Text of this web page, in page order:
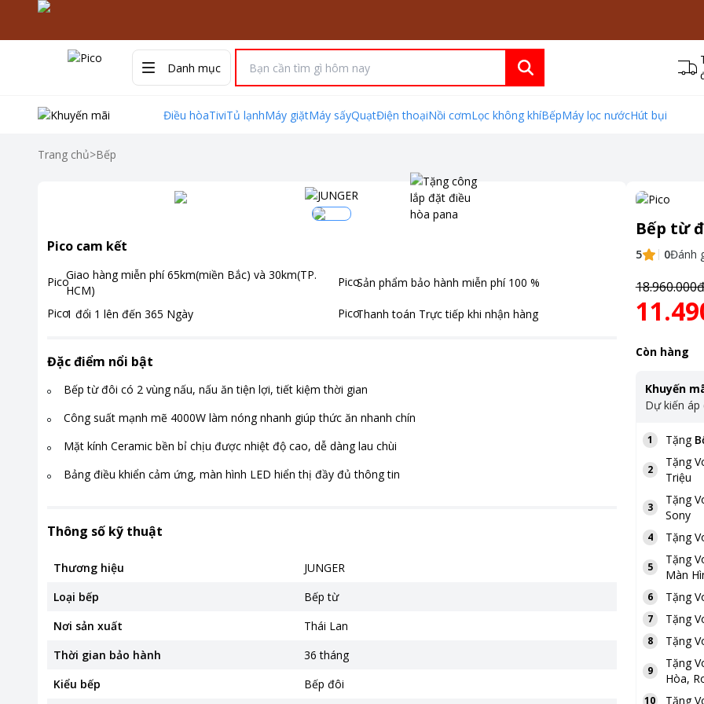
Danh mục
Điều hòaTiviTủ lạnhMáy giặtMáy sấyQuạtĐiện thoạiNồi cơmLọc không khíBếpMáy lọc nướcHút bụi
Trang chủ>Bếp
Pico cam kết
Giao hàng miễn phí 65km(miền Bắc) và 30km(TP.
HCM)
Sản phẩm bảo hành miễn phí 100 %
1 đổi 1 lên đến 365 Ngày Thanh toán Trực tiếp khi nhận hàng
Đặc điểm nổi bật
Bếp từ đôi có 2 vùng nấu, nấu ăn tiện lợi, tiết kiệm thời gian
Công suất mạnh mẽ 4000W làm nóng nhanh giúp thức ăn nhanh chín
Mặt kính Ceramic bền bỉ chịu được nhiệt độ cao, dễ dàng lau chùi
Bảng điều khiển cảm ứng, màn hình LED hiển thị đầy đủ thông tin
Thông số kỹ thuật
Thương hiệu
JUNGER
Loại bếp
Bếp từ
Nơi sản xuất
Thái Lan
Thời gian bảo hành
36 tháng
Kiểu bếp
Bếp đôi
Bếp từ
5 0Đánh
18.960.000đ
Còn hàng
Khuyến
Dự kiến
1 Tặng
2
Tặng
Triệu
3
Tặng
Sony
4 Tặng
5
Tặng
Màn
6 Tặng
7 Tặng
8 Tặng
9
Tặng
Hòa,
10 Tặng